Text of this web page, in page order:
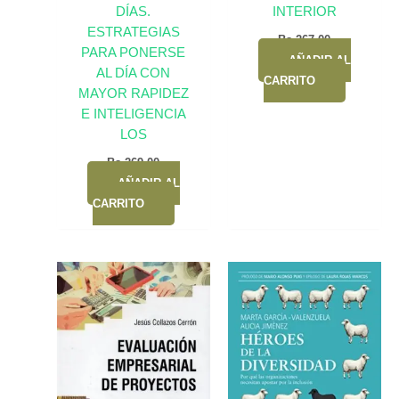
DÍAS.
ESTRATEGIAS
PARA PONERSE
AL DÍA CON
MAYOR RAPIDEZ
E INTELIGENCIA
LOS
Bs.269,00
AÑADIR AL
CARRITO
INTERIOR
Bs.267,00
AÑADIR AL
CARRITO